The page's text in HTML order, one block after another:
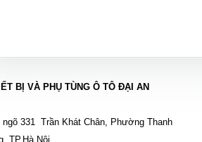
BỊ VÀ PHỤ TÙNG Ô TÔ ĐẠI AN
ngõ 331 Trần Khát Chân, Phường Thanh
TP.Hà Nội